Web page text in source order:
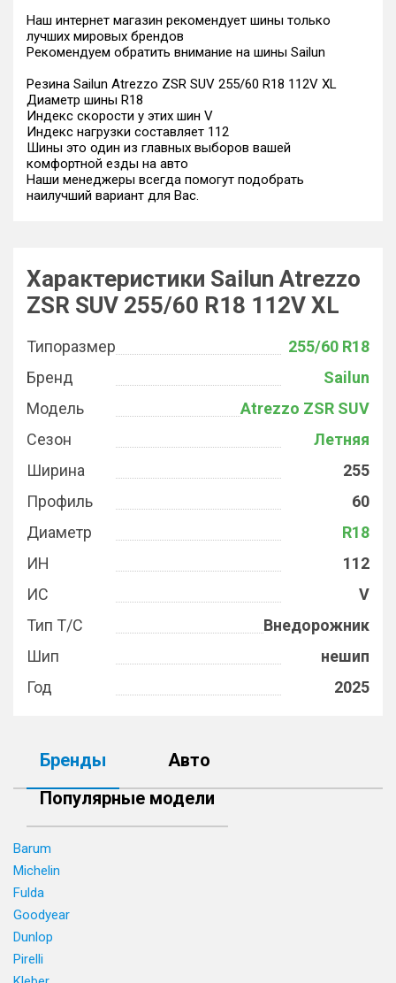
Наш интернет магазин рекомендует шины только
лучших мировых брендов
Рекомендуем обратить внимание на шины Sailun
Резина Sailun Atrezzo ZSR SUV 255/60 R18 112V XL
Диаметр шины R18
Индекс скорости у этих шин V
Индекс нагрузки составляет 112
Шины это один из главных выборов вашей
комфортной езды на авто
Наши менеджеры всегда помогут подобрать
наилучший вариант для Вас.
Характеристики Sailun Atrezzo
ZSR SUV 255/60 R18 112V XL
Типоразмер
255/60 R18
Бренд
Sailun
Модель
Atrezzo ZSR SUV
Сезон
Летняя
Ширина
255
Профиль
60
Диаметр
R18
ИН
112
ИС
V
Тип Т/С
Внедорожник
Шип
нешип
Год
2025
Бренды
Авто
Популярные модели
Barum
Michelin
Fulda
Goodyear
Dunlop
Pirelli